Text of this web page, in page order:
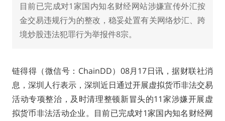
目前已完成对1家国内知名财经网站涉嫌宣传外汇按
金交易违规行为的整改，稳妥处置有关网络炒汇、跨
境炒股违法犯罪行为举报件8宗。
链得得（微信号：ChainDD）08月17日讯，据财联社消
息，深圳人行表示，深圳近日通过开展虚拟货币非法交易
活动专项整治，及时清理整顿新冒头的11家涉嫌开展虚
拟货币非法活动企业。目前已完成对1家国内知名财经网